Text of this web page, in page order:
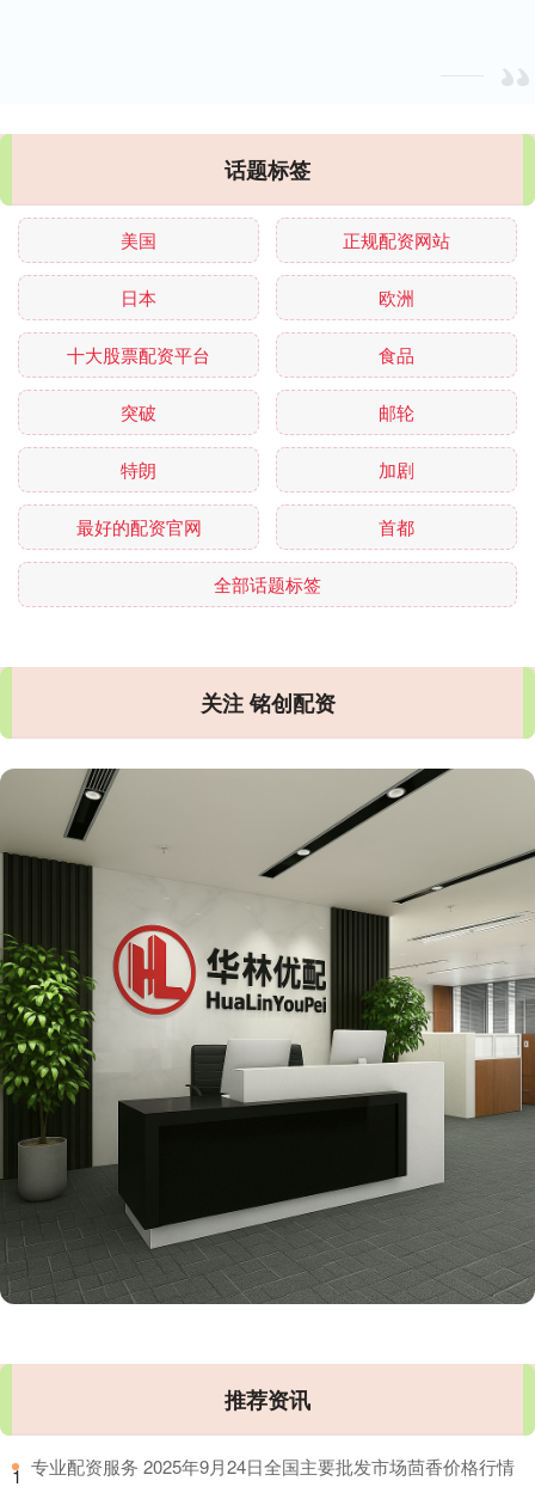
话题标签
美国 正规配资网站
日本 欧洲
十大股票配资平台 食品
突破 邮轮
特朗 加剧
最好的配资官网 首都
全部话题标签
关注 铭创配资
推荐资讯
1 ​专业配资服务 2025年9月24日全国主要批发市场茴香价格行情